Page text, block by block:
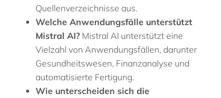
Quellenverzeichnisse aus.
Welche Anwendungsfälle unterstützt
Mistral AI? Mistral AI unterstützt eine
Vielzahl von Anwendungsfällen, darunter
Gesundheitswesen, Finanzanalyse und
automatisierte Fertigung.
Wie unterscheiden sich die